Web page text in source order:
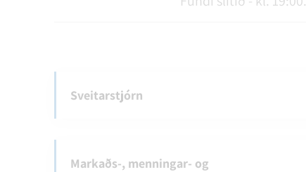
Sveitarstjórn
Markaðs-, menningar- og